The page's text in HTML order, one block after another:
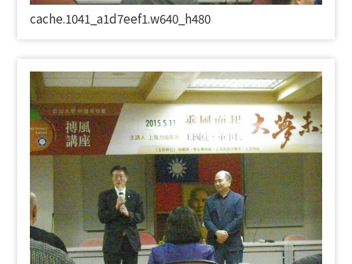
cache.1041_a1d7eef1.w640_h480